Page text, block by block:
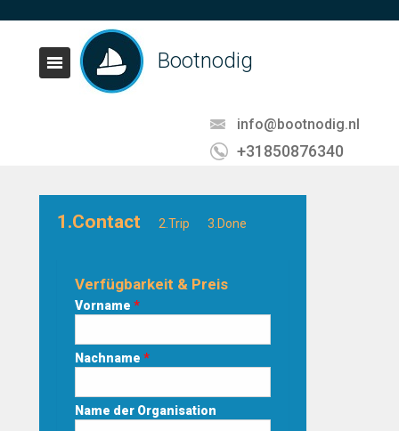
Bootnodig
info@bootnodig.nl
+31850876340
1.Contact 2.Trip 3.Done
Verfügbarkeit & Preis
Vorname *
Nachname *
Name der Organisation